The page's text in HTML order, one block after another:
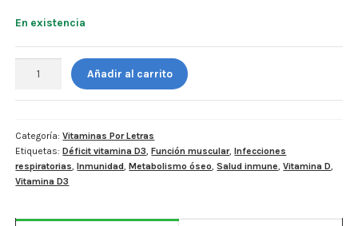
Para Hombres
Estados De Ánimo
Cocó March
En existencia
D3
unidades
-
400
capsulas.
Añadir al carrito
Categoría:Vitaminas Por Letras
Etiquetas:Déficit vitamina D3,Función muscular,Infecciones
respiratorias,Inmunidad,Metabolismo óseo,Salud inmune,Vitamina D,
Vitamina D3